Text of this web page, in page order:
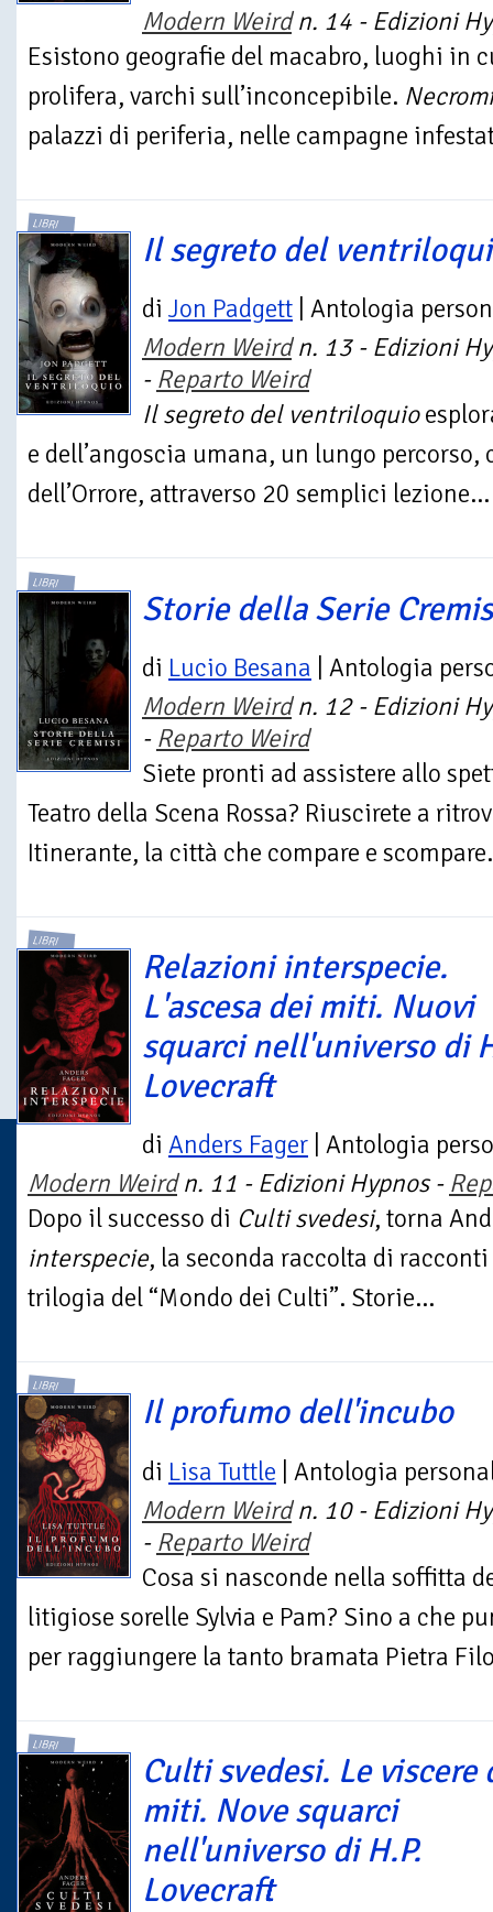
Modern Weirdn. 14 - Edizioni
Esistono geografie del macabro, luoghi in
prolifera, varchi sull’inconcepibile.
palazzi di periferia, nelle campagne
LIBRI
Il segreto del
di Jon Padgett | Antologia
Modern Weirdn. 13 - Edizioni
- Reparto Weird
Il segreto del ventriloquio
e dell’angoscia umana, un lungo
dell’Orrore, attraverso 20 semplici lezione...
LIBRI
Storie della Serie
di Lucio Besana | Antologia
Modern Weirdn. 12 - Edizioni
- Reparto Weird
Siete pronti ad assistere allo
Teatro della Scena Rossa? Riuscirete a
Itinerante, la città che compare e
LIBRI
Relazioni interspecie.
L'ascesa dei miti. Nuovi
squarci nell'universo di
Lovecraft
di Anders Fager | Antologia
Modern Weirdn. 11 - Edizioni Hypnos -
Dopo il successo di Culti svedesi, torna
interspecie, la seconda raccolta di
trilogia del “Mondo dei Culti”. Storie...
LIBRI
Il profumo dell'incubo
di Lisa Tuttle | Antologia
Modern Weirdn. 10 - Edizioni
- Reparto Weird
Cosa si nasconde nella soffitta
litigiose sorelle Sylvia e Pam? Sino a che
per raggiungere la tanto bramata Pietra
LIBRI
Culti svedesi. Le viscere
miti. Nove squarci
nell'universo di H.P.
Lovecraft